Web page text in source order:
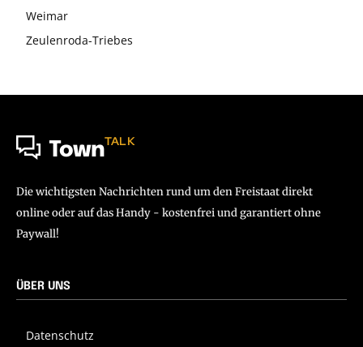
Weimar
Zeulenroda-Triebes
TownTALK
Die wichtigsten Nachrichten rund um den Freistaat direkt
online oder auf das Handy - kostenfrei und garantiert ohne
Paywall!
ÜBER UNS
Datenschutz